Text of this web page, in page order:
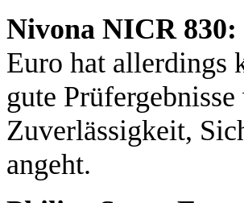
Nivona NICR 830:
Euro hat allerdings
gute
Zuverlässigkeit,
angeht.